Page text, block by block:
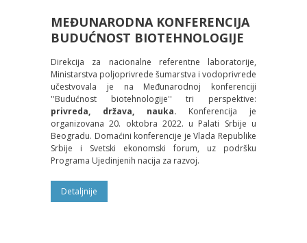
MEĐUNARODNA KONFERENCIJA
BUDUĆNOST BIOTEHNOLOGIJE
Direkcija za nacionalne referentne laboratorije,
Ministarstva poljoprivrede šumarstva i vodoprivrede
učestvovala je na Međunarodnoj konferenciji
''Budućnost biotehnologije'' tri perspektive:
privreda, država, nauka. Konferencija je
organizovana 20. oktobra 2022. u Palati Srbije u
Beogradu. Domaćini konferencije je Vlada Republike
Srbije i Svetski ekonomski forum, uz podršku
Programa Ujedinjenih nacija za razvoj.
Detaljnije